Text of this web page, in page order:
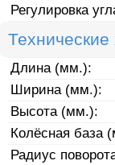
Регулировка
Технические
Длина (мм.):
Ширина (мм.):
Высота (мм.):
Колёсная база
Радиус